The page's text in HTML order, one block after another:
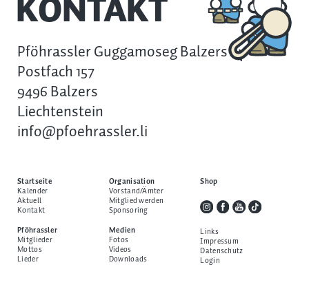
KONTAKT
Pföhrassler Guggamoseg Balzers
Postfach 157
9496 Balzers
Liechtenstein
info@pfoehrassler.li
Startseite
Kalender
Aktuell
Kontakt
Pföhrassler
Mitglieder
Mottos
Lieder
Organisation
Vorstand/Ämter
Mitglied werden
Sponsoring
Medien
Fotos
Videos
Downloads
Shop
Links
Impressum
Datenschutz
Login